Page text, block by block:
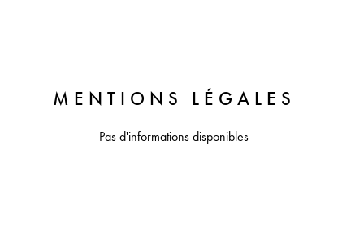
MENTIONS LÉGALES
Pas d'informations disponibles